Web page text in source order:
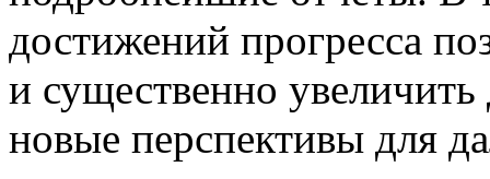
достижений прогресса
и существенно
новые перспективы для